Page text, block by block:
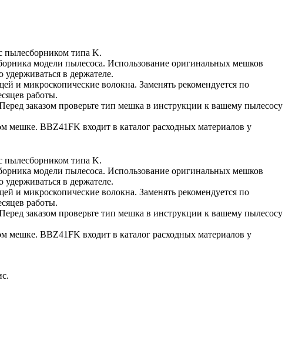
пылесборником типа K.
модели пылесоса. Использование оригинальных мешков
в держателе.
и микроскопические волокна. Заменять рекомендуется по
работы.
заказом проверьте тип мешка в инструкции к вашему пылесосу
BBZ41FK входит в каталог расходных материалов у
пылесборником типа K.
модели пылесоса. Использование оригинальных мешков
в держателе.
и микроскопические волокна. Заменять рекомендуется по
работы.
заказом проверьте тип мешка в инструкции к вашему пылесосу
BBZ41FK входит в каталог расходных материалов у